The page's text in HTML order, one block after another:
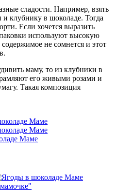
сладости. Например, взять
клубнику в шоколаде. Тогда
Если хочется выразить
используют высокую
не сомнется и этот
маму, то из клубники в
его живыми розами и
Такая композиция
Маме